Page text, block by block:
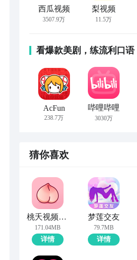
西瓜视频
3507.9万
梨视频
11.5万
看爆款美剧，练流利口语
AcFun
238.7万
哔哩哔哩
3030万
猜你喜欢
桃夭视频聊天交友
171.04MB
详情
梦莲交友
79.7MB
详情